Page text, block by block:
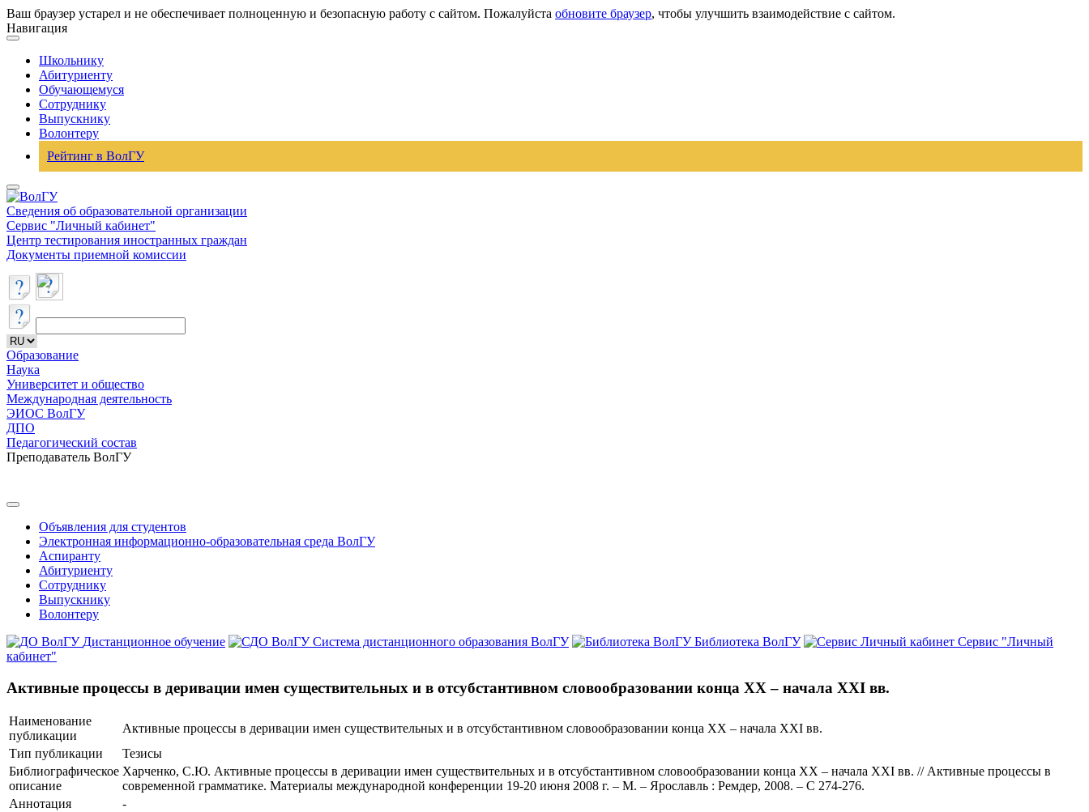
Ваш браузер устарел и не обеспечивает полноценную и безопасную работу с сайтом. Пожалуйста обновите браузер, чтобы улучшить взаимодействие с сайтом.
Навигация
Школьнику
Абитуриенту
Обучающемуся
Сотруднику
Выпускнику
Волонтеру
Рейтинг в ВолГУ
Сведения об образовательной организации
Сервис "Личный кабинет"
Центр тестирования иностранных граждан
Документы приемной комиссии
Образование
Наука
Университет и общество
Международная деятельность
ЭИОС ВолГУ
ДПО
Педагогический состав
Преподаватель ВолГУ
Объявления для студентов
Электронная информационно-образовательная среда ВолГУ
Аспиранту
Абитуриенту
Сотруднику
Выпускнику
Волонтеру
Дистанционное обучение
Система дистанционного образования ВолГУ Библиотека ВолГУ
Сервис "Личный
кабинет"
Активные процессы в деривации имен существительных и в отсубстантивном словообразовании конца ХХ – начала ХХI вв.
Наименование
публикации
Активные процессы в деривации имен существительных и в отсубстантивном словообразовании конца ХХ – начала ХХI вв.
Тип публикации
Тезисы
Библиографическое
описание
Харченко, С.Ю. Активные процессы в деривации имен существительных и в отсубстантивном словообразовании конца ХХ – начала ХХI вв. // Активные процессы в
современной грамматике. Материалы международной конференции 19-20 июня 2008 г. – М. – Ярославль : Ремдер, 2008. – С 274-276.
Аннотация
-